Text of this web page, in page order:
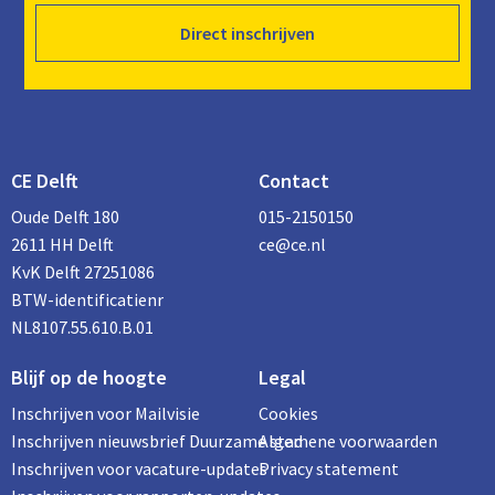
Direct inschrijven
CE Delft
Oude Delft 180
2611 HH Delft
KvK Delft 27251086
BTW-identificatienr
NL8107.55.610.B.01
Contact
015-2150150
ce@ce.nl
Blijf op de hoogte
Inschrijven voor Mailvisie
Inschrijven nieuwsbrief Duurzame stad
Inschrijven voor vacature-updates
Legal
Cookies
Algemene voorwaarden
Privacy statement